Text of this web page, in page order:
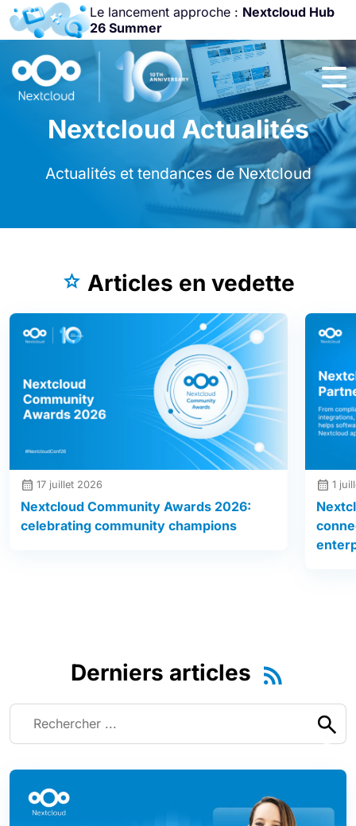
Le lancement approche : Nextcloud Hub
26 Summer
Rejoignez-nous
à laCommunity
Conference
2026!
Nextcloud Actualités
Actualités et tendances de Nextcloud
Articles en vedette
17 juillet 2026
Nextcloud Community Awards 2026:
celebrating community champions
1
Derniers articles
Rechercher :